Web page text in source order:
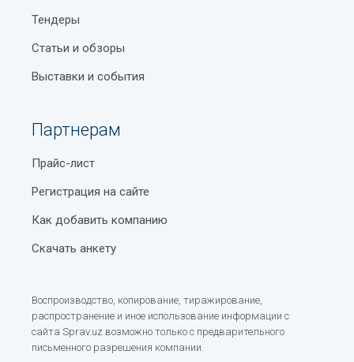
Тендеры
Статьи и обзоры
Выставки и события
Партнерам
Прайс-лист
Регистрация на сайте
Как добавить компанию
Скачать анкету
Воспроизводство, копирование, тиражирование,
распространение и иное использование информации с
сайта Sprav.uz возможно только с предварительного
письменного разрешения компании.